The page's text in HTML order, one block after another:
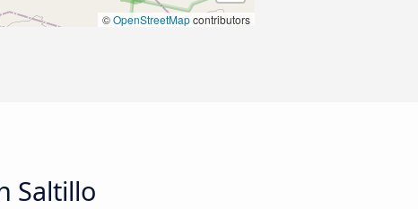
©OpenStreetMapcontributors
Saltillo